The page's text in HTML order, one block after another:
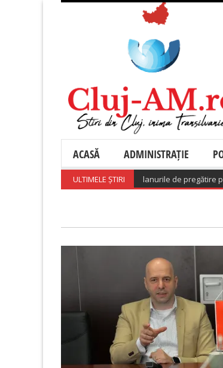
ACASĂ ADMINISTRAȚIE
ULTIMELE ȘTIRI
o hotărâre care aprobă planurile de pregătire pentru riscuri